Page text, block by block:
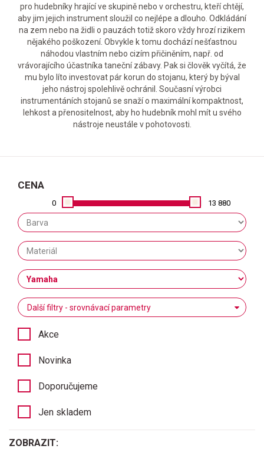
pro hudebníky hrající ve skupině nebo v orchestru, kteří chtějí,
aby jim jejich instrument sloužil co nejlépe a dlouho. Odkládání
na zem nebo na židli o pauzách totiž skoro vždy hrozí rizikem
nějakého poškození. Obvykle k tomu dochází nešťastnou
náhodou vlastním nebo cizím přičiněním, např. od
vrávorajícího účastníka taneční zábavy. Pak si člověk vyčítá, že
mu bylo líto investovat pár korun do stojanu, který by býval
jeho nástroj spolehlivě ochránil. Současní výrobci
instrumentáních stojanů se snaží o maximální kompaktnost,
lehkost a přenositelnost, aby ho hudebník mohl mít u svého
nástroje neustále v pohotovosti.
CENA
0 13 880
Další filtry - srovnávací parametry
Akce
Novinka
Doporučujeme
Jen skladem
ZOBRAZIT: